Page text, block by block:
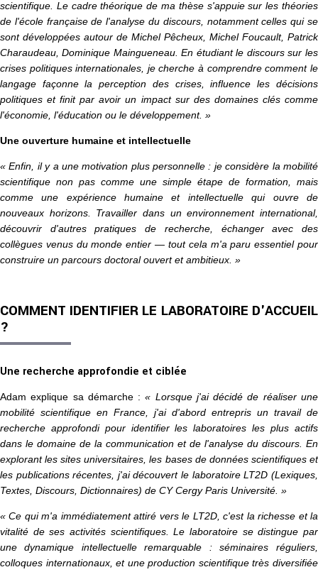
scientifique. Le cadre théorique de ma thèse s'appuie sur les théories
de l'école française de l'analyse du discours, notamment celles qui se
sont développées autour de Michel Pêcheux, Michel Foucault, Patrick
Charaudeau, Dominique Maingueneau. En étudiant le discours sur les
crises politiques internationales, je cherche à comprendre comment le
langage façonne la perception des crises, influence les décisions
politiques et finit par avoir un impact sur des domaines clés comme
l'économie, l'éducation ou le développement. »
Une ouverture humaine et intellectuelle
« Enfin, il y a une motivation plus personnelle : je considère la mobilité
scientifique non pas comme une simple étape de formation, mais
comme une expérience humaine et intellectuelle qui ouvre de
nouveaux horizons. Travailler dans un environnement international,
découvrir d'autres pratiques de recherche, échanger avec des
collègues venus du monde entier — tout cela m'a paru essentiel pour
construire un parcours doctoral ouvert et ambitieux. »
COMMENT IDENTIFIER LE LABORATOIRE D'ACCUEIL
?
Une recherche approfondie et ciblée
Adam explique sa démarche :« Lorsque j'ai décidé de réaliser une
mobilité scientifique en France, j'ai d'abord entrepris un travail de
recherche approfondi pour identifier les laboratoires les plus actifs
dans le domaine de la communication et de l'analyse du discours. En
explorant les sites universitaires, les bases de données scientifiques et
les publications récentes, j'ai découvert le laboratoire LT2D (Lexiques,
Textes, Discours, Dictionnaires) de CY Cergy Paris Université. »
« Ce qui m'a immédiatement attiré vers le LT2D, c'est la richesse et la
vitalité de ses activités scientifiques. Le laboratoire se distingue par
une dynamique intellectuelle remarquable : séminaires réguliers,
colloques internationaux, et une production scientifique très diversifiée